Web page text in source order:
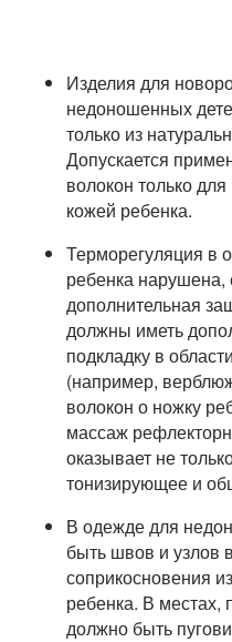
Изделия для
недоношенных
только из
Допускается
волокон только
кожей ребенка.
Терморегуляция в
ребенка нарушена,
дополнительная
должны иметь
подкладку в
(например,
волокон о ножку
массаж
оказывает не
тонизирующее и
В одежде для
быть швов и узлов
соприкосновения
ребенка. В местах,
должно быть